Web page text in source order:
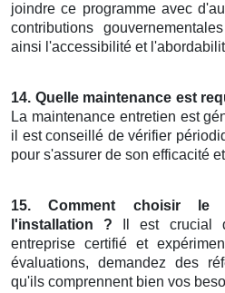
joindre ce programme avec
contributions
ainsi l'accessibilité et
14. Quelle maintenance est
La maintenance entretien est
il est conseillé de vérifier
pour s'assurer de son efficacité
15. Comment choisir le
l'installation ? Il est crucial
entreprise certifié et
évaluations, demandez des
qu'ils comprennent bien vos